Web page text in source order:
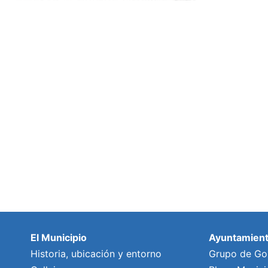
El Municipio
Historia, ubicación y entorno
Grupo de